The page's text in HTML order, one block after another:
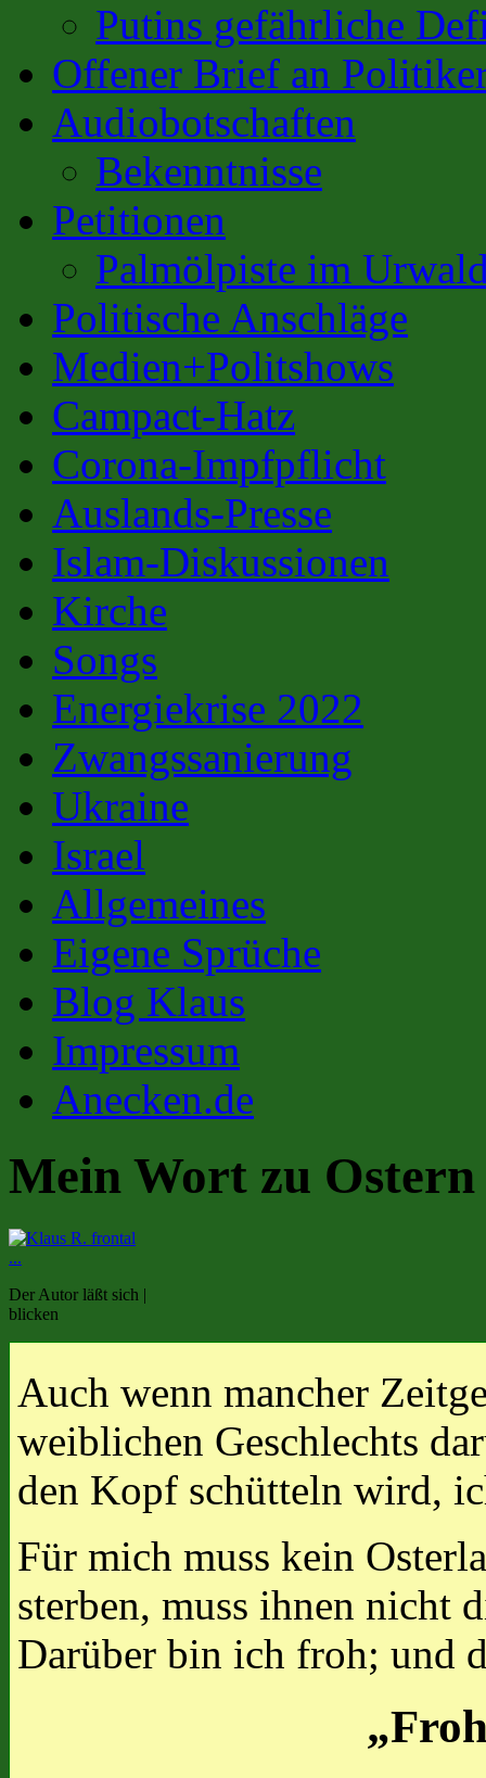
Putins gefährliche
Offener Brief an
Audiobotschaften
Bekenntnisse
Petitionen
Palmölpiste im
Politische Anschläge
Medien+Politshows
Campact-Hatz
Corona-Impfpflicht
Auslands-Presse
Islam-Diskussionen
Kirche
Songs
Energiekrise 2022
Zwangssanierung
Ukraine
Israel
Allgemeines
Eigene Sprüche
Blog Klaus
Impressum
Anecken.de
Mein Wort zu Ostern
Der Autor läßt sich |
blicken
Auch wenn mancher
weiblichen Geschlechts
den Kopf schütteln wird,
Für mich muss kein
sterben, muss ihnen nicht
Darüber bin ich froh; und